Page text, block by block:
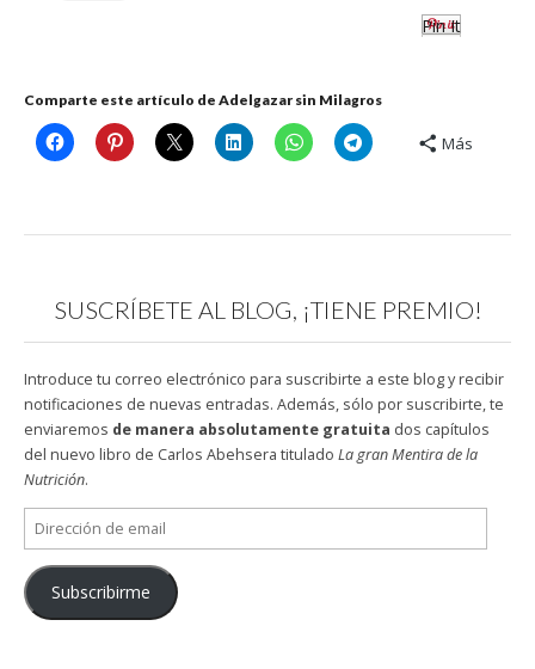
Pin It
Comparte este artículo de Adelgazar sin Milagros
Más
SUSCRÍBETE AL BLOG, ¡TIENE PREMIO!
Introduce tu correo electrónico para suscribirte a este blog y recibir
notificaciones de nuevas entradas. Además, sólo por suscribirte, te
enviaremos de manera absolutamente gratuita dos capítulos
del nuevo libro de Carlos Abehsera titulado La gran Mentira de la
Nutrición.
Dirección
de
email
Subscribirme